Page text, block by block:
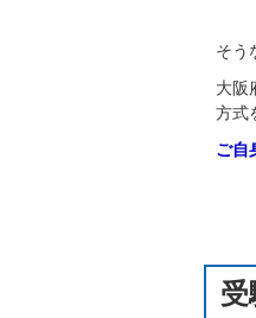
そう
大阪
方式
ご自
受